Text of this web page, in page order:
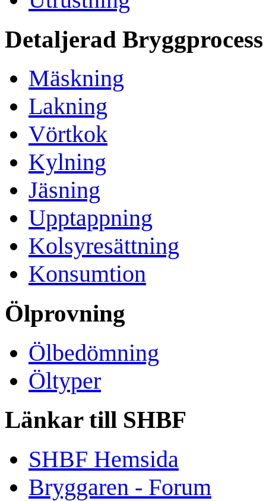
Detaljerad Bryggprocess
Mäskning
Lakning
Vörtkok
Kylning
Jäsning
Upptappning
Kolsyresättning
Konsumtion
Ölprovning
Ölbedömning
Öltyper
Länkar till SHBF
SHBF Hemsida
Bryggaren - Forum